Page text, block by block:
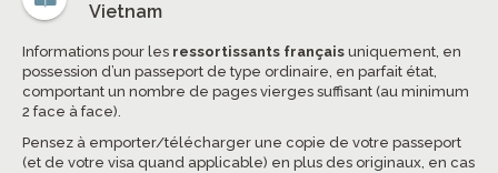
Vietnam
Informations pour les ressortissants français uniquement, en
possession d’un passeport de type ordinaire, en parfait état,
comportant un nombre de pages vierges suffisant (au minimum
2 face à face).
Pensez à emporter/télécharger une copie de votre passeport
(et de votre visa quand applicable) en plus des originaux, en cas